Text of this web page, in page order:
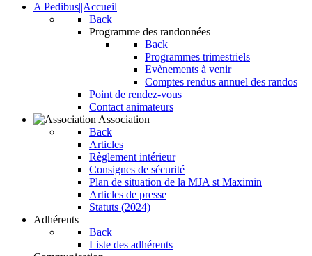
A Pedibus||Accueil
Back
Programme des randonnées
Back
Programmes trimestriels
Evènements à venir
Comptes rendus annuel des randos
Point de rendez-vous
Contact animateurs
Association
Back
Articles
Règlement intérieur
Consignes de sécurité
Plan de situation de la MJA st Maximin
Articles de presse
Statuts (2024)
Adhérents
Back
Liste des adhérents